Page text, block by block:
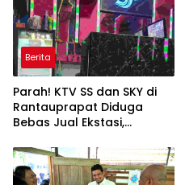
Berita
Parah! KTV SS dan SKY di
Rantauprapat Diduga
Bebas Jual Ekstasi,
Ribu per Butir